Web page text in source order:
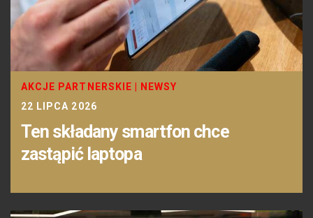
AKCJE PARTNERSKIE
NEWSY
22 LIPCA 2026
Ten składany smartfon chce
zastąpić laptopa